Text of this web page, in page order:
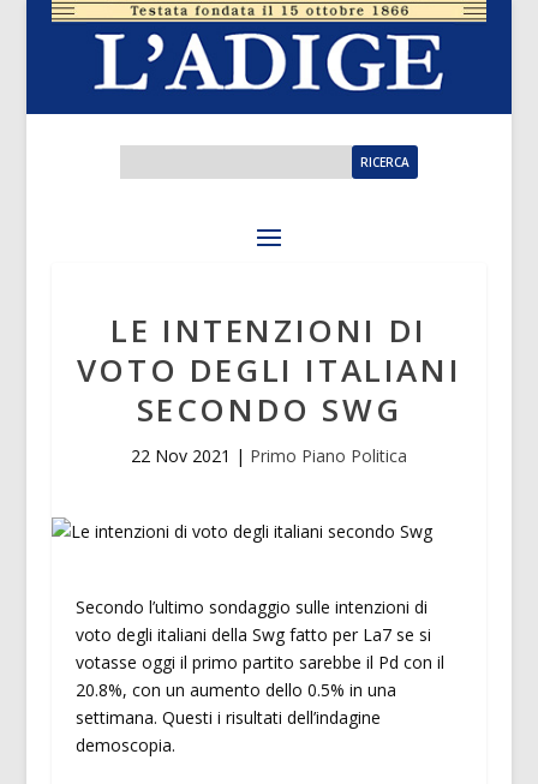
LE INTENZIONI DI
VOTO DEGLI ITALIANI
SECONDO SWG
22 Nov 2021 | Primo Piano Politica
Secondo l’ultimo sondaggio sulle intenzioni di
voto degli italiani della Swg fatto per La7 se si
votasse oggi il primo partito sarebbe il Pd con il
20.8%, con un aumento dello 0.5% in una
settimana. Questi i risultati dell’indagine
demoscopia.